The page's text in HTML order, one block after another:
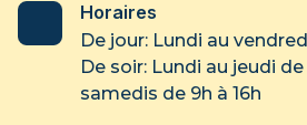
Horaires
De jour: Lundi au
De soir: Lundi au jeudi
samedis de 9h à 16h